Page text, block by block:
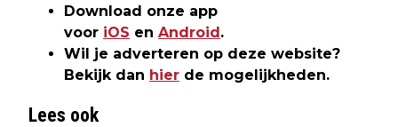
Download onze app
voor iOS en Android.
Wil je adverteren op deze website?
Bekijk dan hier de mogelijkheden.
Lees ook